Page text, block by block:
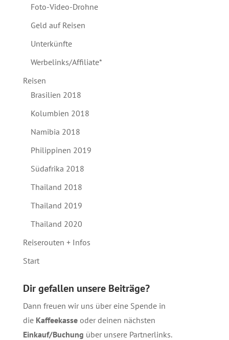
Foto-Video-Drohne
Geld auf Reisen
Unterkünfte
Werbelinks/Affiliate*
Reisen
Brasilien 2018
Kolumbien 2018
Namibia 2018
Philippinen 2019
Südafrika 2018
Thailand 2018
Thailand 2019
Thailand 2020
Reiserouten + Infos
Start
Dir gefallen unsere Beiträge?
Dann freuen wir uns über eine Spende in
die Kaffeekasseoder deinen nächsten
Einkauf/Buchung über unsere Partnerlinks.